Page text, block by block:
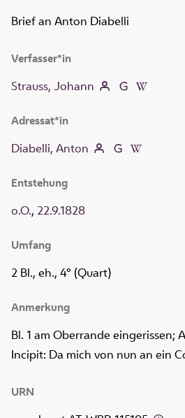
Brief an Anton Diabelli
Verfasser*in
Strauss, Johann
Adressat*in
Diabelli, Anton
Entstehung
o.O., 22.9.1828
Umfang
2 Bl., eh., 4° (Quart)
Anmerkung
Bl. 1 am Oberrande eingerissen;
Incipit: Da mich von nun an ein
URN